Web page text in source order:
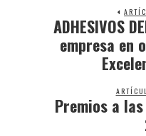
ADHESIVOS
empresa en
Premios a